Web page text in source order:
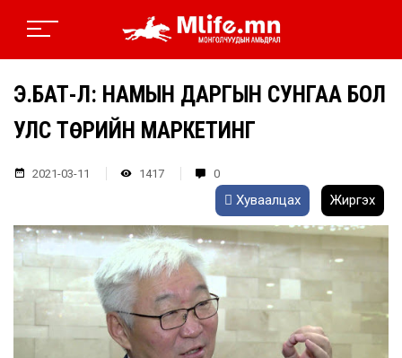
Э.БАТ-ҮҮЛ: НАМЫН ДАРГЫН СУНГАА БОЛ
УЛС ТӨРИЙН МАРКЕТИНГ
2021-03-11 1417 0
Хуваалцах Жиргэх